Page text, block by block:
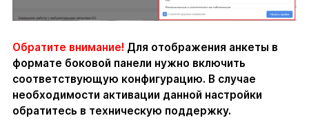
Обратите внимание! Для отображения анкеты в
формате боковой панели нужно включить
соответствующую конфигурацию. В случае
необходимости активации данной настройки
обратитесь в техническую поддержку.